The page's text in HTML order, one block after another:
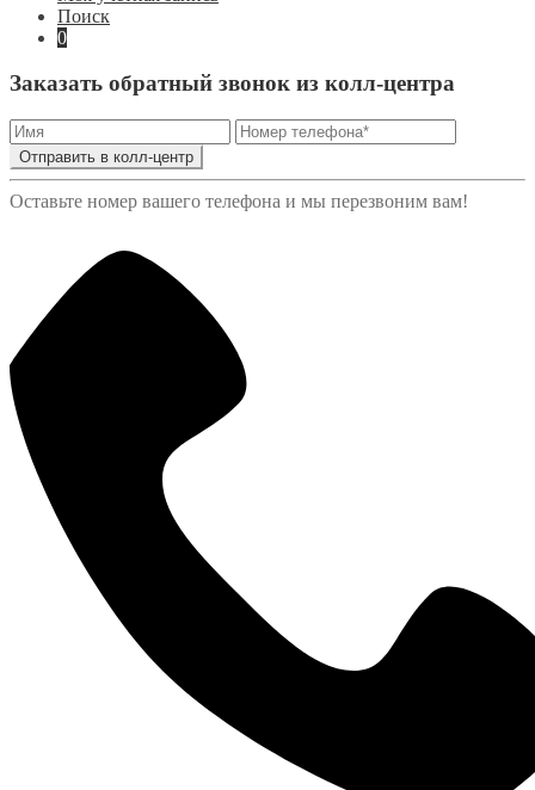
Поиск
0
Заказать обратный звонок из колл-центра
Отправить в колл-центр
Оставьте номер вашего телефона и мы перезвоним вам!